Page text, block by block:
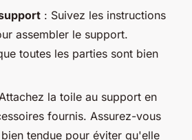
: Suivez les instructions
assembler le support.
toutes les parties sont bien
la toile au support en
fournis. Assurez-vous
tendue pour éviter qu'elle